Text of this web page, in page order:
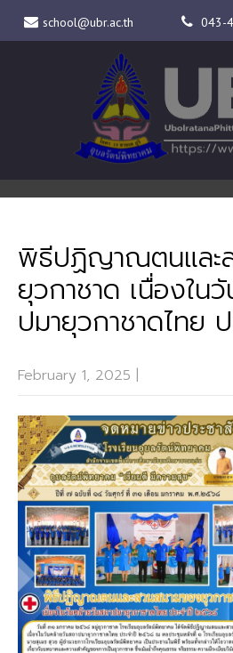
school@ubr.ac.th 043-
พิธีปฏิญาณตนและ
ยุวกาชาด เนื่องใน
ปมายุวกาชาดไทย
February 1, 2025 |